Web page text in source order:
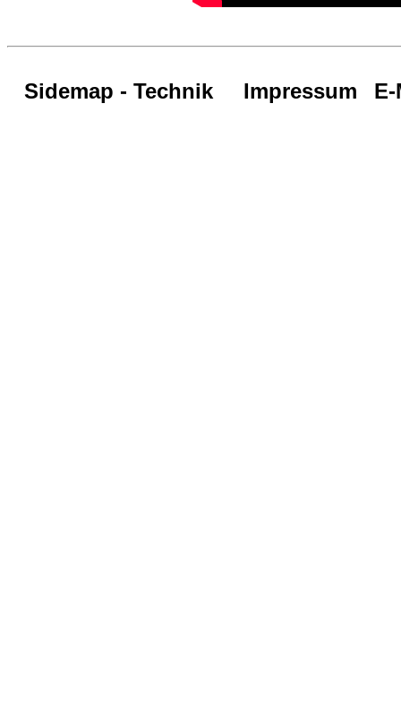
Sidemap - Technik Impressum